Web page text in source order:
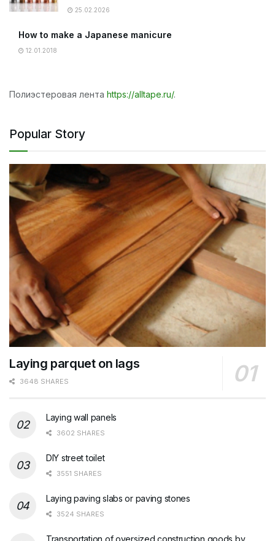
25.02.2026
How to make a Japanese manicure
12.01.2018
Полиэстеровая лента https://alltape.ru/.
Popular Story
Laying parquet on lags
3648 SHARES
Laying wall panels
3602 SHARES
DIY street toilet
3551 SHARES
Laying paving slabs or paving stones
3524 SHARES